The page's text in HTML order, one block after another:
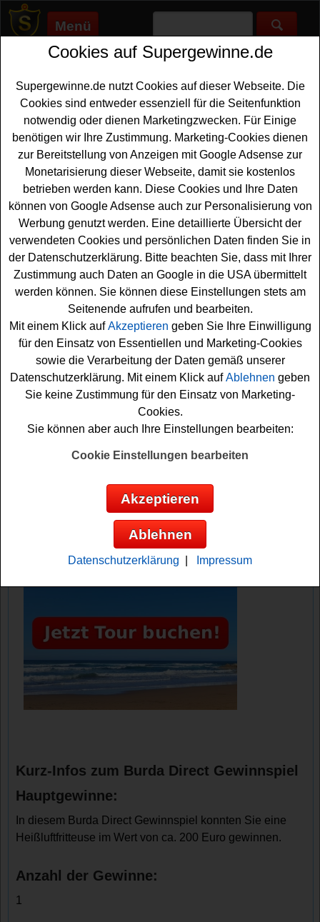
Menü
Supergewinne.de>Gewinnspiele>Technik Gewinnspiele>
Anzeige:
Anzeige:
Gewinnspiel gratis -
Heißluftfritteuse gewinnen
Wer gern eine tolle Heißluftfritteuse gewinnen möchte,
sollte bei diesem kostenlosen Gewinnspiel mitmachen.
Burda Direct verlost eine Heißluftfritteuse im Wert von ca.
200 Euro. Mit etwas Glück können Sie diesen
praktischen Küchenhelfer gewinnen. Falls Sie an der
Verlosung teilnehmen möchten, müssen Sie nur flink das
kleine Formular ausfüllen und können sich so Ihre
Gewinnchance sichern. Bitte beachten Sie die genauen
Teilnahmebedingungen bei diesem Gewinnspiel.
Vielleicht haben Sie ja Glück und können die tolle
Heißluftfritteuse gewinnen? Auf jeden Fall sind die
Daumen bereits fest gedrückt. Viel Erfolg!
Burda Direct verlost eine Heißluftfritteuse
im Wert von ca. 200 Euro
Anzeige:
Kurz-Infos zum Burda Direct Gewinnspiel
Hauptgewinne:
In diesem Burda Direct Gewinnspiel konnten Sie eine
Heißluftfritteuse im Wert von ca. 200 Euro gewinnen.
Anzahl der Gewinne:
1
Cookies auf Supergewinne.de
Supergewinne.de nutzt Cookies auf dieser Webseite. Die
Cookies sind entweder essenziell für die Seitenfunktion
notwendig oder dienen Marketingzwecken. Für Einige
benötigen wir Ihre Zustimmung. Marketing-Cookies dienen
zur Bereitstellung von Anzeigen mit Google Adsense zur
Monetarisierung dieser Webseite, damit sie kostenlos
betrieben werden kann. Diese Cookies und Ihre Daten
können von Google Adsense auch zur Personalisierung von
Werbung genutzt werden. Eine detaillierte Übersicht der
verwendeten Cookies und persönlichen Daten finden Sie in
der Datenschutzerklärung. Bitte beachten Sie, dass mit Ihrer
Zustimmung auch Daten an Google in die USA übermittelt
werden können. Sie können diese Einstellungen stets am
Seitenende aufrufen und bearbeiten.
Mit einem Klick aufAkzeptieren geben Sie Ihre Einwilligung
für den Einsatz von Essentiellen und Marketing-Cookies
sowie die Verarbeitung der Daten gemäß unserer
Datenschutzerklärung. Mit einem Klick aufAblehnen geben
Sie keine Zustimmung für den Einsatz von Marketing-
Cookies.
Sie können aber auch Ihre Einstellungen bearbeiten:
Cookie Einstellungen bearbeiten
Akzeptieren
Ablehnen
Datenschutzerklärung Impressum